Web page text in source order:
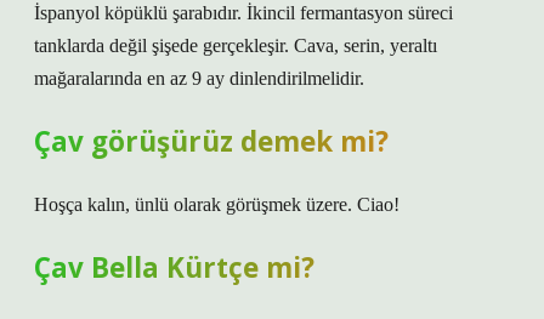
İspanyol köpüklü şarabıdır. İkincil fermantasyon süreci
tanklarda değil şişede gerçekleşir. Cava, serin, yeraltı
mağaralarında en az 9 ay dinlendirilmelidir.
Çav görüşürüz demek mi?
Hoşça kalın, ünlü olarak görüşmek üzere. Ciao!
Çav Bella Kürtçe mi?